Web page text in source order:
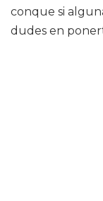
conque si
dudes en